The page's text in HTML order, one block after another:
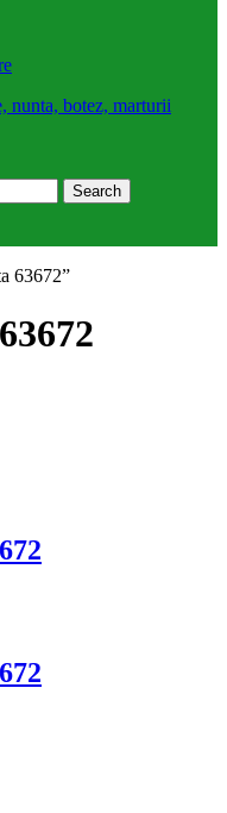
Search
63672”